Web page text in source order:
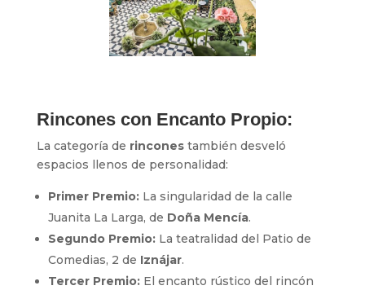
Rincones con Encanto Propio:
La categoría de rinconestambién desveló
espacios llenos de personalidad:
Primer Premio:La singularidad de la calle
Juanita La Larga, de Doña Mencía.
Segundo Premio:La teatralidad del Patio de
Comedias, 2 de Iznájar.
Tercer Premio:El encanto rústico del rincón